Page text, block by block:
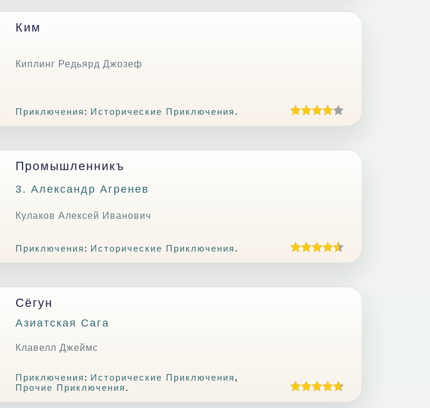
Ким
Киплинг Редьярд Джозеф
Приключения : Исторические Приключения .
Промышленникъ
3. Александр Агренев
Кулаков Алексей Иванович
Приключения : Исторические Приключения .
Сёгун
Азиатская Сага
Клавелл Джеймс
Приключения : Исторические Приключения ,
Прочие Приключения .